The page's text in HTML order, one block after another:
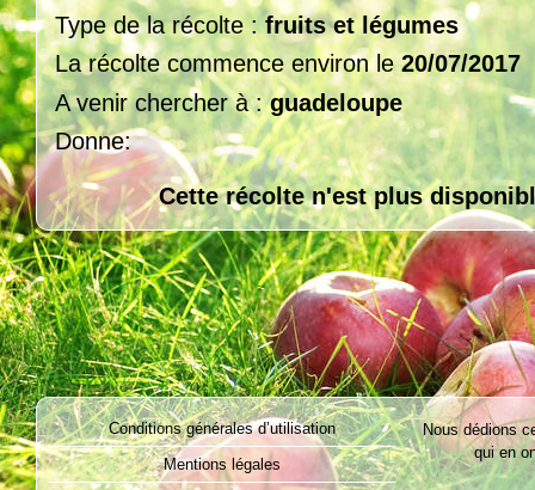
Type de la récolte :fruits et légumes
La récolte commence environ le20/07/2017
A venir chercher à :guadeloupe
Donne:
Cette récolte n'est plus
Conditions générales d’utilisation
Mentions légales
Nous dédions
qui en